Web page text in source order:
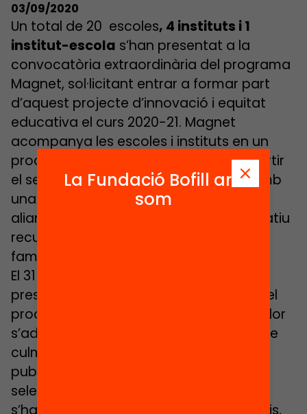
03/09/2020
Un total de 20 escoles, 4 instituts i 1
institut-escola s’han presentat a la
convocatòria extraordinària del programa
Magnet, sol·licitant entrar a formar part
d’aquest projecte d’innovació i equitat
educativa el curs 2020-21. Magnet
acompanya les escoles i instituts en un
procés de transformació per tal d’enfortir
el seu projecte de centre en aliança amb
una institució de referència. Aquesta
aliança ha de permetre al centre educatiu
recuperar la capacitat d’atraure les
famílies del seu entorn.
El 31 de juliol va concloure el període de
presentació de sol·licituds, i ara s’inicia el
procés de selecció dels centres que millor
s’adaptin als
,​ que
culminarà el 20 d’octubre amb la
publicació de la llista definitiva dels
seleccionats. Els centres educatius que
La Fundació Bofill ara
som